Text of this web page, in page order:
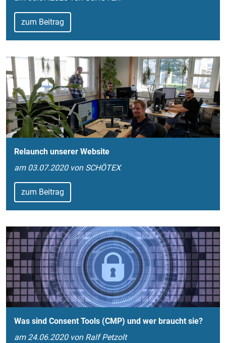
zum Beitrag
Relaunch unserer Website
am 03.07.2020 von SCHÖTEX
zum Beitrag
Was sind Consent Tools (CMP) und wer braucht sie?
am 24.06.2020 von Ralf Petzolt